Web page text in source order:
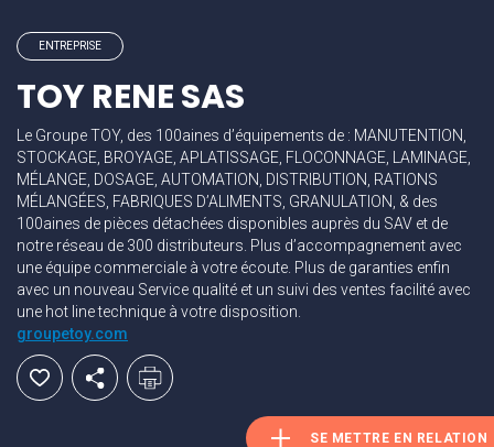
ENTREPRISE
TOY RENE SAS
Le Groupe TOY, des 100aines d’équipements de : MANUTENTION,
STOCKAGE, BROYAGE, APLATISSAGE, FLOCONNAGE, LAMINAGE,
MÉLANGE, DOSAGE, AUTOMATION, DISTRIBUTION, RATIONS
MÉLANGÉES, FABRIQUES D’ALIMENTS, GRANULATION, & des
100aines de pièces détachées disponibles auprès du SAV et de
notre réseau de 300 distributeurs. Plus d’accompagnement avec
une équipe commerciale à votre écoute. Plus de garanties enfin
avec un nouveau Service qualité et un suivi des ventes facilité avec
une hot line technique à votre disposition.
groupetoy.com
SE METTRE EN RELATION